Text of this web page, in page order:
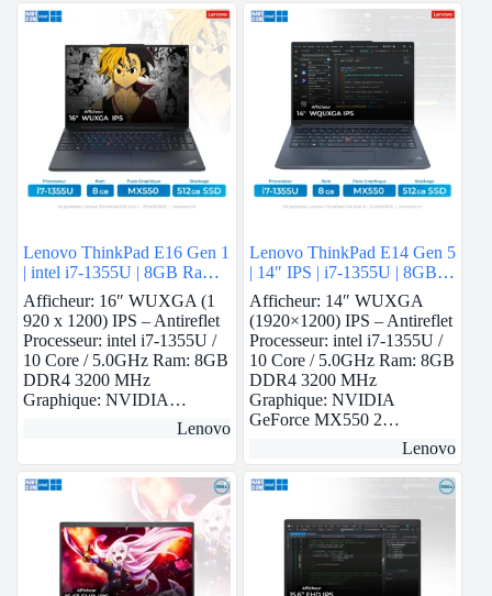
Lenovo ThinkPad E16 Gen 1
| intel i7-1355U | 8GB Ram |
Nvidia MX550 | 512GB
SSD
Afficheur: 16″ WUXGA (1
920 x 1200) IPS – Antireflet
Processeur: intel i7-1355U /
10 Core / 5.0GHz Ram: 8GB
DDR4 3200 MHz
Graphique: NVIDIA…
Lenovo
Lenovo ThinkPad E14 Gen 5
| 14″ IPS | i7-1355U | 8GB
Ram | Nvidia MX550 | 512
GB SSD
Afficheur: 14″ WUXGA
(1920×1200) IPS – Antireflet
Processeur: intel i7-1355U /
10 Core / 5.0GHz Ram: 8GB
DDR4 3200 MHz
Graphique: NVIDIA
GeForce MX550 2…
Lenovo